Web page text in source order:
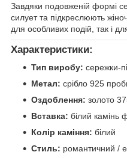
Завдяки подовженій формі
силует та підкреслюють
для особливих подій, так і
Характеристики:
Тип виробу: сережки-
Метал: срібло 925
Оздоблення: золото
Вставка: білий камінь
Колір каміння: білий
Стиль: романтичний /